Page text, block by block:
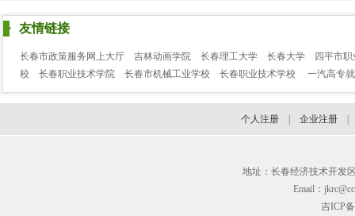
友情链接
长春市政策服务网上大厅 吉林动画学院 长春理工大学 长春大学
四平市
校
长春职业技术学院 长春市机械工业学校 长春职业技术学校 一汽高专
个人注册 企业注册
地址：长春经济技术开发
Email：
吉ICP